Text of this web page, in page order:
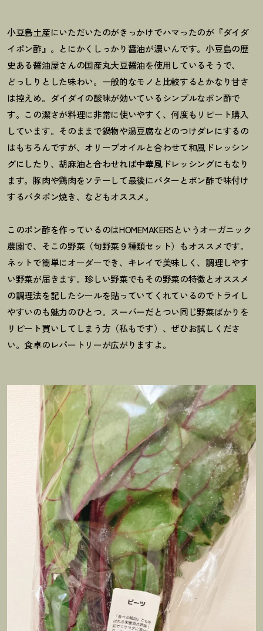
小豆島土産にいただいたのがきっかけでハマったのが『ダイダ
イポン酢』。とにかくしっかり醤油が濃いんです。小豆島の歴
史ある醤油屋さんの国産丸大豆醤油を使用しているそうで、
どっしりとした味わい。一般的なモノと比較するとかなり甘さ
は控えめ。ダイダイの酸味が効いているシンプルなポン酢で
す。この潔さが料理に非常に使いやすく、何度もリピート購入
しています。そのままで鍋物や湯豆腐などのつけダレにするの
はもちろんですが、オリーブオイルと合わせて和風ドレッシン
グにしたり、胡麻油と合わせれば中華風ドレッシングにもなり
ます。豚肉や鶏肉をソテーして最後にバターとポン酢で味付け
するバタポン焼き、などもオススメ。
このポン酢を作っているのはHOMEMAKERSというオーガニック
農園で、そこの野菜（旬野菜９種類セット）もオススメです。
ネットで簡単にオーダーでき、キレイで美味しく、調理しやす
い野菜が届きます。珍しい野菜でもその野菜の特徴とオススメ
の調理法を記したシールを貼っていてくれているのでトライし
やすいのも魅力のひとつ。スーパーだとつい同じ野菜ばかりを
リピート買いしてしまう方（私もです）、ぜひお試しくださ
い。食卓のレパートリーが広がりますよ。